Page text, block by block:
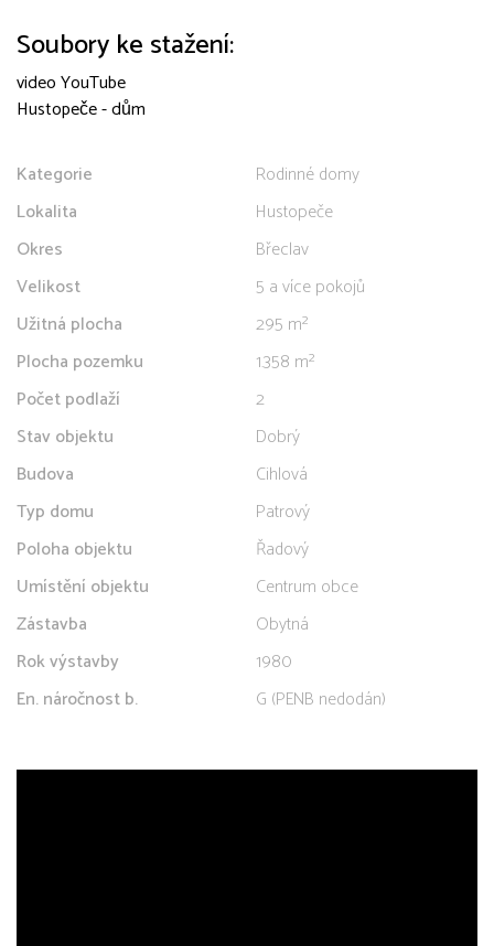
Soubory ke stažení:
video YouTube
Hustopeče - dům
Kategorie
Rodinné domy
Lokalita
Hustopeče
Okres
Břeclav
Velikost
5 a více pokojů
Užitná plocha
295 m²
Plocha pozemku
1.358 m²
Počet podlaží
2
Stav objektu
Dobrý
Budova
Cihlová
Typ domu
Patrový
Poloha objektu
Řadový
Umístění objektu
Centrum obce
Zástavba
Obytná
Rok výstavby
1980
En. náročnost b.
G (PENB nedodán)